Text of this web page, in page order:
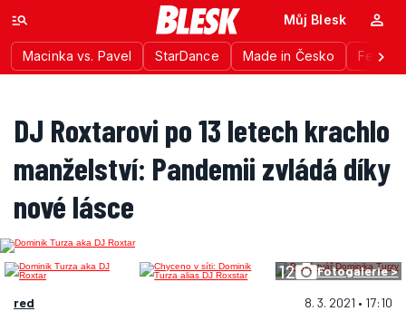
Macinka vs. Pavel StarDance Made in Česko
Můj Blesk
DJ Roxtarovi po 13 letech krachlo
manželství: Pandemii zvládá díky
nové lásce
12 Fotogalerie >
red 8. 3. 2021 • 17:10